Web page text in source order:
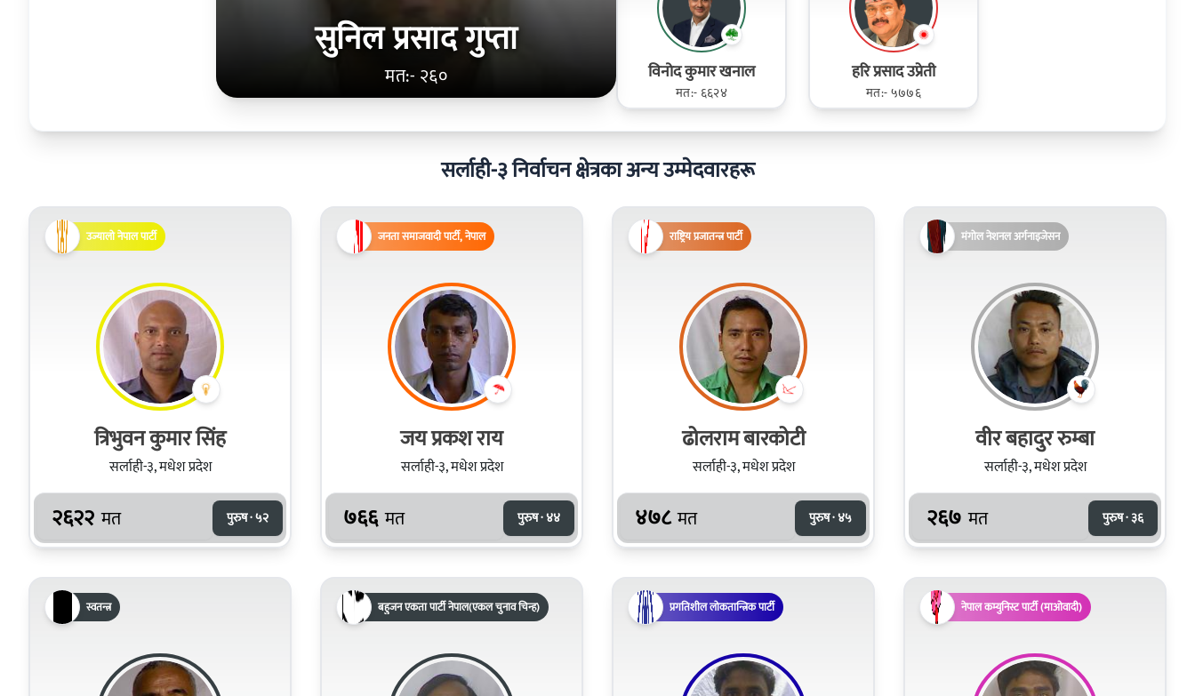
सुनिल प्रसाद गुप्ता
मत:- २६० विनोद कुमार खनाल
मत:- ६६२४
हरि प्रसाद उप्रेती
मत:- ५७७६
सर्लाही-३ निर्वाचन क्षेत्रका अन्य उम्मेदवारहरू
उज्यालो नेपाल पार्टी
त्रिभुवन कुमार सिंह
सर्लाही-३, मधेश प्रदेश
२६२२ मत पुरुष · ५२
जनता समाजवादी पार्टी, नेपाल
जय प्रकश राय
सर्लाही-३, मधेश प्रदेश
७६६ मत पुरुष · ४४
राष्ट्रिय प्रजातन्त्र पार्टी
ढोलराम बारकोटी
सर्लाही-३, मधेश प्रदेश
४७८ मत पुरुष · ४५
मंगोल नेशनल अर्गनाइजेसन
वीर बहादुर रुम्बा
सर्लाही-३, मधेश प्रदेश
२६७ मत पुरुष · ३६
स्वतन्त्र बहुजन एकता पार्टी नेपाल(एकल चुनाव चिन्ह) प्रगतिशील लोकतान्त्रिक पार्टी नेपाल कम्युनिस्ट पार्टी (माओवादी)